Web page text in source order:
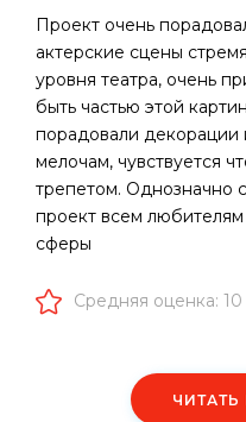
Проект очень
актерские сцены
уровня театра, очень
быть частью этой
порадовали
мелочам, чувствуется
трепетом. Однозначно
проект всем
сферы
Средняя оценка: 10